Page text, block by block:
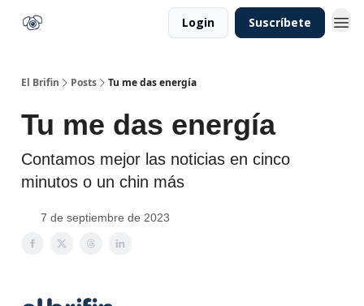
Login Suscríbete
El Brifin Posts Tu me das energía
Tu me das energía
Contamos mejor las noticias en cinco
minutos o un chin más
7 de septiembre de 2023